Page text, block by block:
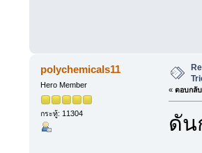
polychemicals11
Hero Member
กระทู้: 11304
« ตอบกลั
ดัน